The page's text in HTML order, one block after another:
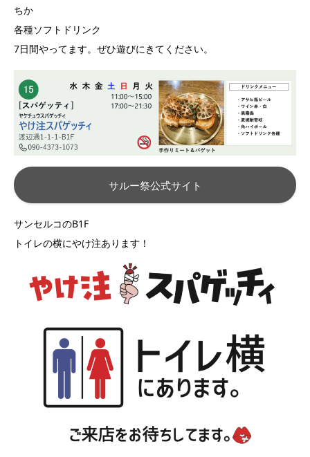
ちか
各種ソフトドリンク
7日間やってます。ぜひ遊びにきてください。
サルー祭公式サイト
サンセルコのB1F
トイレの横にやけ注あります！